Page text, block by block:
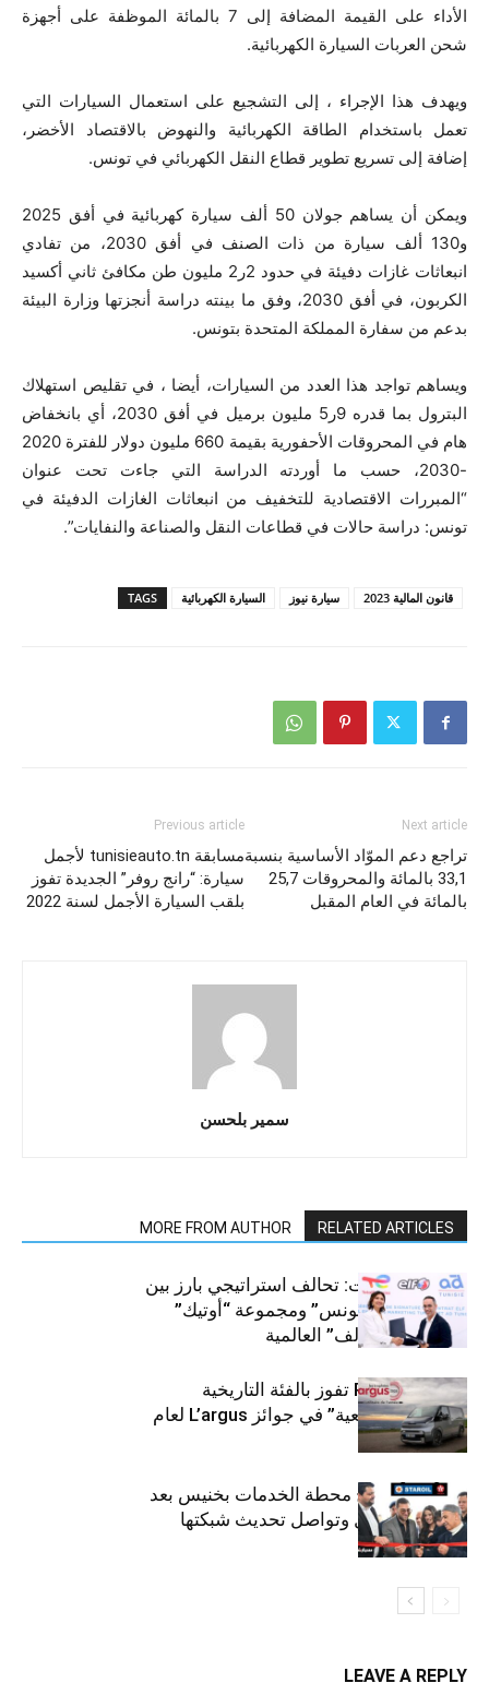
الأداء على القيمة المضافة إلى 7 بالمائة الموظفة على أجهزة
شحن العربات السيارة الكهربائية.
ويهدف هذا الإجراء ، إلى التشجيع على استعمال السيارات التي
تعمل باستخدام الطاقة الكهربائية والنهوض بالاقتصاد الأخضر،
إضافة إلى تسريع تطوير قطاع النقل الكهربائي في تونس.
ويمكن أن يساهم جولان 50 ألف سيارة كهربائية في أفق 2025
و130 ألف سيارة من ذات الصنف في أفق 2030، من تفادي
انبعاثات غازات دفيئة في حدود 2ر2 مليون طن مكافئ ثاني أكسيد
الكربون، في أفق 2030، وفق ما بينته دراسة أنجزتها وزارة البيئة
بدعم من سفارة المملكة المتحدة بتونس.
ويساهم تواجد هذا العدد من السيارات، أيضا ، في تقليص استهلاك
البترول بما قدره 9ر5 مليون برميل في أفق 2030، أي بانخفاض
هام في المحروقات الأحفورية بقيمة 660 مليون دولار للفترة 2020
-2030، حسب ما أوردته الدراسة التي جاءت تحت عنوان
“المبررات الاقتصادية للتخفيف من انبعاثات الغازات الدفيئة في
تونس: دراسة حالات في قطاعات النقل والصناعة والنفايات”.
TAGS السيارة الكهربائية سيارة نيوز قانون المالية 2023
Previous article
مسابقة tunisieauto.tn لأجمل
سيارة: “رانج روفر” الجديدة تفوز
بلقب السيارة الأجمل لسنة 2022
Next article
تراجع دعم الموّاد الأساسية بنسبة
33,1 بالمائة والمحروقات 25,7
بالمائة في العام المقبل
سمير بلحسن
RELATED ARTICLES
MORE FROM AUTHOR
قطاع السيارات: تحالف استراتيجي بارز بين
“توتال إنرجيز تونس” ومجموعة “أوتيك”
لتوزيع زيوت “إلف” العالمية
كيا PV5 Cargo تفوز بالفئة التاريخية
“للمركبات النفعية” في جوائز L’argus لعام
2026
ستارأويل تفتتح محطة الخدمات بخنيس بعد
تجديدهابالكامل وتواصل تحديث شبكتها
LEAVE A REPLY